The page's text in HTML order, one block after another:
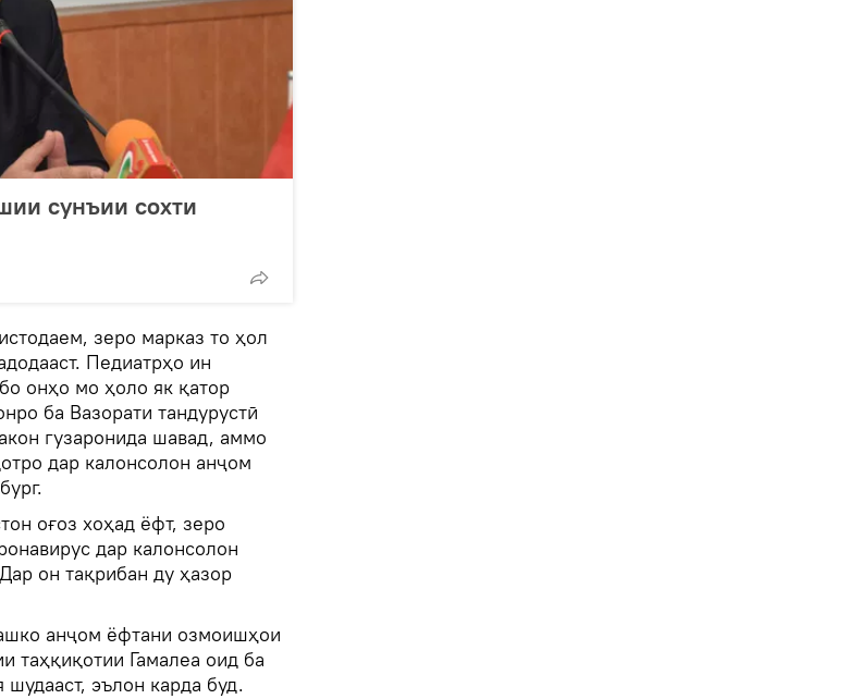
сунъии сохти
зеро марказ то ҳол
Педиатрҳо ин
онҳо мо ҳоло як қатор
ба Вазорати тандурустӣ
гузаронида шавад, аммо
дар калонсолон анҷом
оғоз хоҳад ёфт, зеро
дар калонсолон
он тақрибан ду ҳазор
анҷом ёфтани озмоишҳои
таҳқиқотии Гамалеа оид ба
эълон карда буд.